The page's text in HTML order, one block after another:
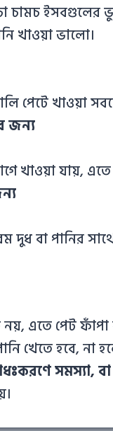
চামচ ইসবগুলের
খাওয়া ভালো।
পেটে খাওয়া
জন্য
খাওয়া যায়,
দুধ বা পানির
এতে পেট ফাঁপা
খেতে হবে,